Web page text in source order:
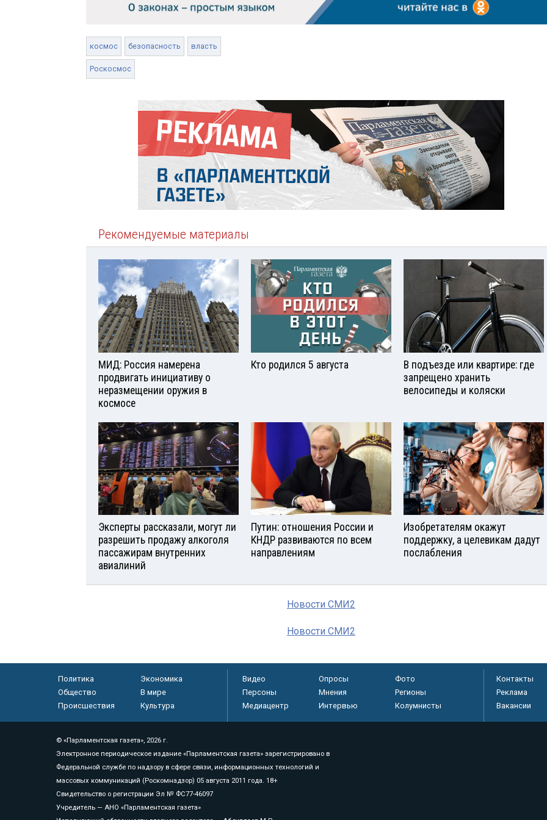
космос безопасность власть
Роскосмос
Рекомендуемые материалы
МИД: Россия намерена
продвигать инициативу о
неразмещении оружия в
космосе
Кто родился 5 августа
В подъезде или квартире: где
запрещено хранить
велосипеды и коляски
Эксперты рассказали, могут ли
разрешить продажу алкоголя
пассажирам внутренних
авиалиний
Путин: отношения России и
КНДР развиваются по всем
направлениям
Изобретателям окажут
поддержку, а целевикам дадут
послабления
Новости СМИ2
Новости СМИ2
Политика
Экономика
Общество
В мире
Происшествия
Культура
Видео Опросы
Фото
Персоны
Мнения
Регионы
Медиацентр
Интервью Колумнисты
Контакты
Реклама
Вакансии
© «Парламентская газета», 2026 г.
Электронное периодическое издание «Парламентская газета» зарегистрировано в
Федеральной службе по надзору в сфере связи, информационных технологий и
массовых коммуникаций (Роскомнадзор) 05 августа 2011 года. 18+
Свидетельство о регистрации Эл № ФС77-46097
Учредитель — АНО «Парламентская газета»